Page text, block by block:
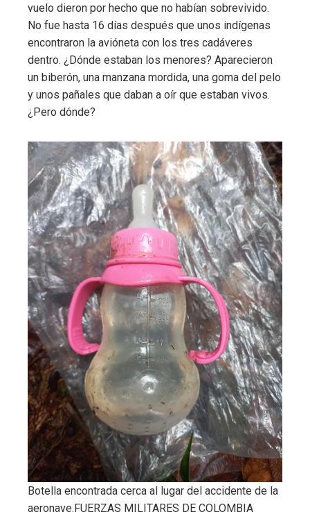
vuelo dieron por hecho que no habían sobrevivido.
No fue hasta 16 días después que unos indígenas
encontraron la avióneta con los tres cadáveres
dentro. ¿Dónde estaban los menores? Aparecieron
un biberón, una manzana mordida, una goma del pelo
y unos pañales que daban a oír que estaban vivos.
¿Pero dónde?
Botella encontrada cerca al lugar del accidente de la
aeronave.FUERZAS MILITARES DE COLOMBIA